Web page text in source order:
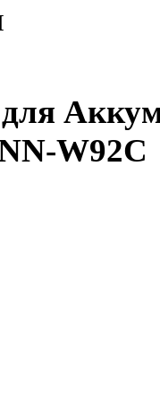
W92C